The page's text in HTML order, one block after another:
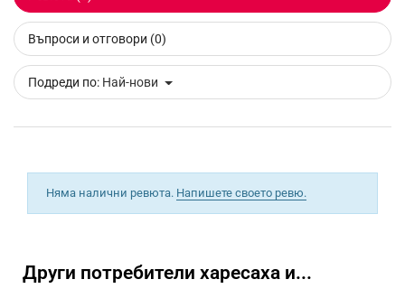
Въпроси и отговори (0)
Подреди по: Най-нови
Няма налични ревюта. Напишете своето ревю.
Други потребители харесаха и...